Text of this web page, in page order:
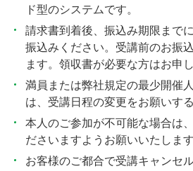
ド型のシステムです。
請求書到着後、振込み期限まで
振込みください。受講前のお振
ます。領収書が必要な方はお申
満員または弊社規定の最少開催
は、受講日程の変更をお願いす
本人のご参加が不可能な場合は
ださいますようお願いいたします
お客様のご都合で受講キャンセ